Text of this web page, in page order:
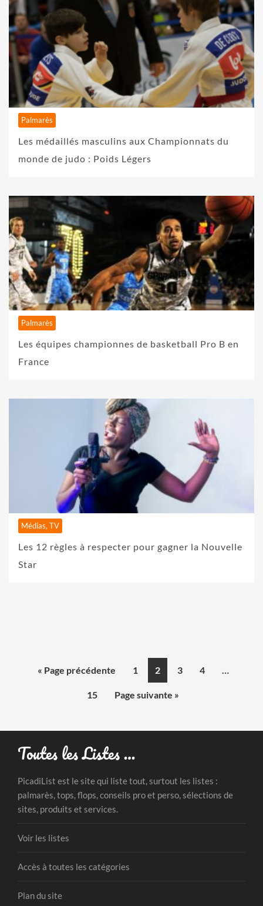
Palmarès
Les médaillés masculins aux Championnats du
monde de judo : Poids Légers
Palmarès
Les équipes championnes de basketball Pro B en
France
Médias, TV
Les 12 règles à respecter pour gagner la Nouvelle
Star
« Page précédente 1 2 3 4 …
15 Page suivante »
Toutes les Listes …
PicadiList est le site qui liste tout, surtout les listes :
palmarès, tops, flops, conseils pro et perso, sélections de
sites, produits et services.
Voir les listes
Accès à toutes les catégories
Plan du site